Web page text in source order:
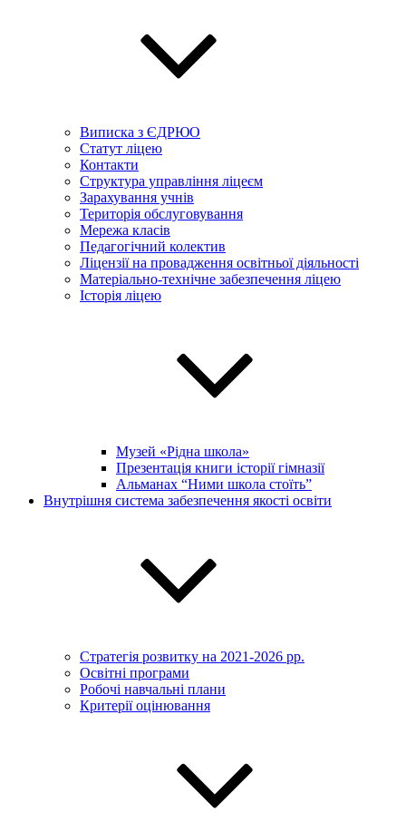
Виписка з ЄДРЮО
Статут ліцею
Контакти
Структура управління ліцеєм
Зарахування учнів
Територія обслуговування
Мережа класів
Педагогічний колектив
Ліцензії на провадження освітньої діяльності
Матеріально-технічне забезпечення ліцею
Історія ліцею
Музей «Рідна школа»
Презентація книги історії гімназії
Альманах “Ними школа стоїть”
Внутрішня система забезпечення якості освіти
Стратегія розвитку на 2021-2026 рр.
Освітні програми
Робочі навчальні плани
Критерії оцінювання